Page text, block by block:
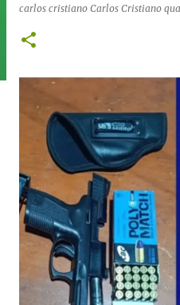
carlos cristiano Carlos Cristiano